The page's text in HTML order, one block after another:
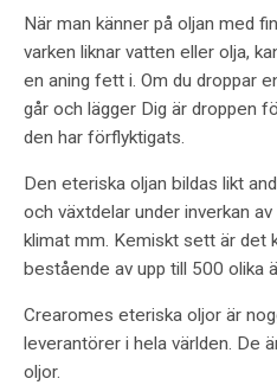
När man känner på oljan med
varken liknar vatten eller olja,
en aning fett i. Om du droppar
går och lägger Dig är droppen
den har förflyktigats.
Den eteriska oljan bildas likt
och växtdelar under inverkan
klimat mm. Kemiskt sett är det
bestående av upp till 500 olika
Crearomes eteriska oljor är
leverantörer i hela världen. De
oljor.